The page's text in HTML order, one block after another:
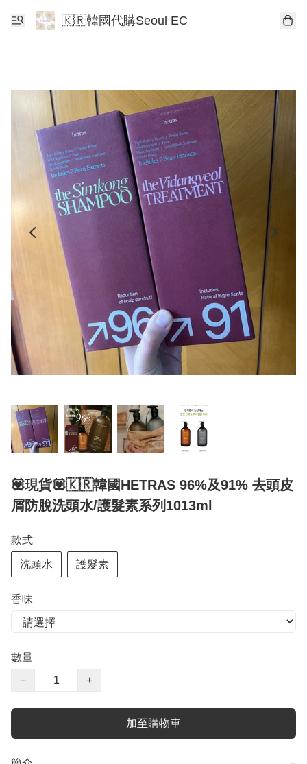
🇰🇷韓國代購Seoul EC
💟現貨💟🇰🇷韓國HETRAS 96%及91% 去頭皮
屑防脫洗頭水/護髮素系列1013ml
款式
洗頭水 護髮素
香味
數量
−
+
加至購物車